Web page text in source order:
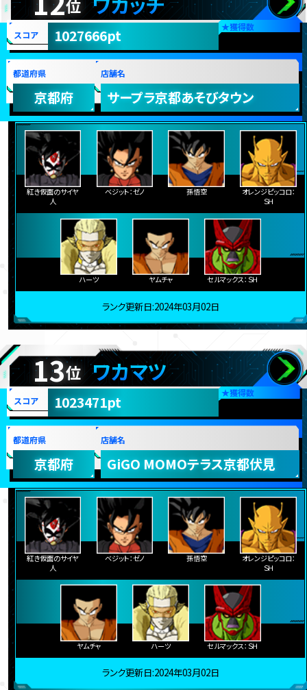
位
★獲得数
スコア 1027666pt
都道府県
京都府
店舗名
サープラ京都あそびタウン
紅き仮面のサイヤ
人
ベジット：ゼノ 孫悟空
オレンジピッコロ：
ＳＨ
ハーツ ヤムチャ セルマックス：ＳＨ
ランク更新日:2024年03月02日
13位 ワカマツ
★獲得数
スコア 1023471pt
都道府県
京都府
店舗名
GiGO MOMOテラス京都伏見
紅き仮面のサイヤ
人
ベジット：ゼノ 孫悟空
オレンジピッコロ：
ＳＨ
ヤムチャ ハーツ セルマックス：ＳＨ
ランク更新日:2024年03月02日